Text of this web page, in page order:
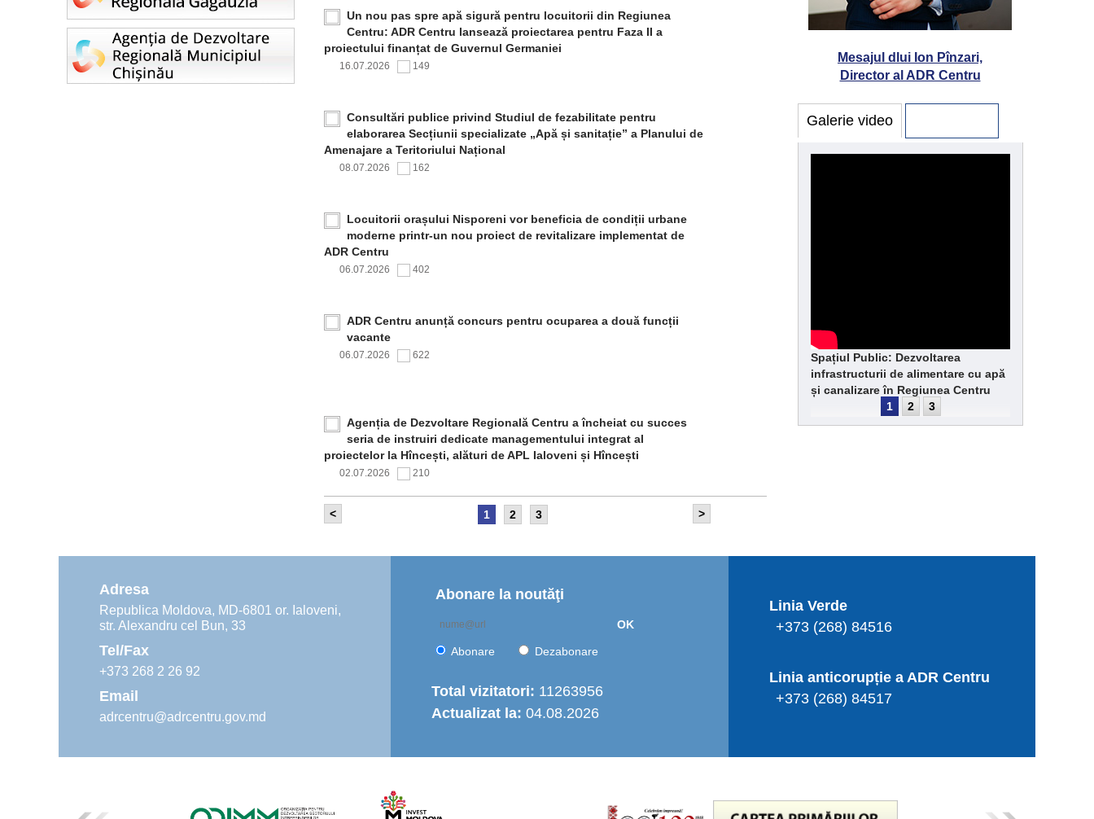
Un nou pas spre apă sigură pentru locuitorii din Regiunea
Centru: ADR Centru lansează proiectarea pentru Faza II a
proiectului finanțat de Guvernul Germaniei
16.07.2026 149
Consultări publice privind Studiul de fezabilitate pentru
elaborarea Secțiunii specializate „Apă și sanitație” a Planului de
Amenajare a Teritoriului Național
08.07.2026 162
Locuitorii orașului Nisporeni vor beneficia de condiții urbane
moderne printr-un nou proiect de revitalizare implementat de
ADR Centru
06.07.2026 402
ADR Centru anunță concurs pentru ocuparea a două funcții
vacante
06.07.2026 622
Agenția de Dezvoltare Regională Centru a încheiat cu succes
seria de instruiri dedicate managementului integrat al
proiectelor la Hîncești, alături de APL Ialoveni și Hîncești
02.07.2026 210
Comitetul de Supraveghere al proiectului „Îmbunătățirea
implementării și opțiunile de operare a serviciului regional de
Agenția de Dezvoltare Regională Centru a continuat seria de
instruiri practice dedicate autorităților publice locale
< >
1 2 3
Mesajul dlui Ion Pînzari,
Director al ADR Centru
Galerie video
Spațiul Public: Dezvoltarea
infrastructurii de alimentare cu apă
și canalizare în Regiunea Centru
1
2 3
Adresa
Republica Moldova, MD-6801 or. Ialoveni,
str. Alexandru cel Bun, 33
Tel/Fax
+373 268 2 26 92
Email
adrcentru@adrcentru.gov.md
Abonare la noutăţi
OK
Abonare Dezabonare
Total vizitatori: 11263956
Actualizat la: 04.08.2026
Linia Verde
+373 (268) 84516
Linia anticorupție a ADR Centru
+373 (268) 84517